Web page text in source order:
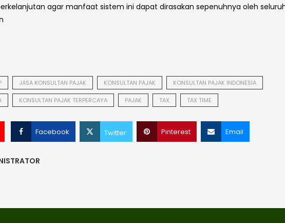
agar manfaat sistem ini dapat dirasakan sepenuhnya oleh
JASA KONSULTAN PAJAK KONSULTAN PAJAK KONSULTAN PAJAK INDONESIA
KONSULTAN PAJAK TERPERCAYA PAJAK TAX TAX TIME
Facebook Twitter Pinterest Email